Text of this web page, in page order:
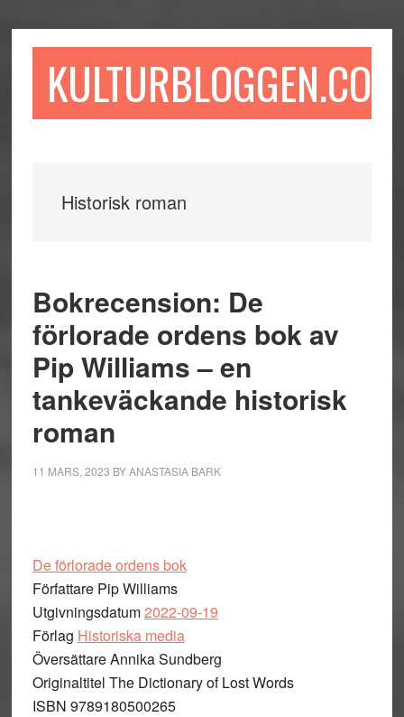
till
till
sidofältet
till
KULTURBLOGGEN.COM
Historisk roman
Bokrecension: De
förlorade ordens bok av
Pip Williams – en
tankeväckande historisk
roman
11 MARS, 2023 BYANASTASIA BARK
De förlorade ordens bok
Författare Pip Williams
Utgivningsdatum2022-09-19
Förlag Historiska media
Översättare Annika Sundberg
Originaltitel The Dictionary of Lost Words
ISBN 9789180500265